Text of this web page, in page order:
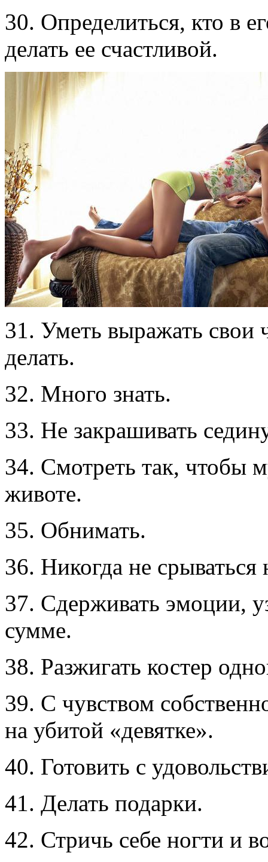
30. Определиться, кто в
делать ее счастливой.
31. Уметь выражать свои
делать.
32. Много знать.
33. Не закрашивать
34. Смотреть так, чтобы
животе.
35. Обнимать.
36. Никогда не срываться
37. Сдерживать эмоции,
сумме.
38. Разжигать костер
39. С чувством
на убитой «девятке».
40. Готовить с
41. Делать подарки.
42. Стричь себе ногти и